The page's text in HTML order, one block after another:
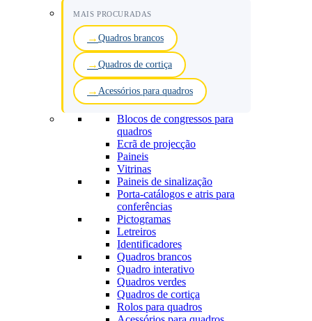
MAIS PROCURADAS
Quadros brancos
Quadros de cortiça
Acessórios para quadros
Blocos de congressos para
quadros
Ecrã de projecção
Paineis
Vitrinas
Paineis de sinalização
Porta-catálogos e atris para
conferências
Pictogramas
Letreiros
Identificadores
Quadros brancos
Quadro interativo
Quadros verdes
Quadros de cortiça
Rolos para quadros